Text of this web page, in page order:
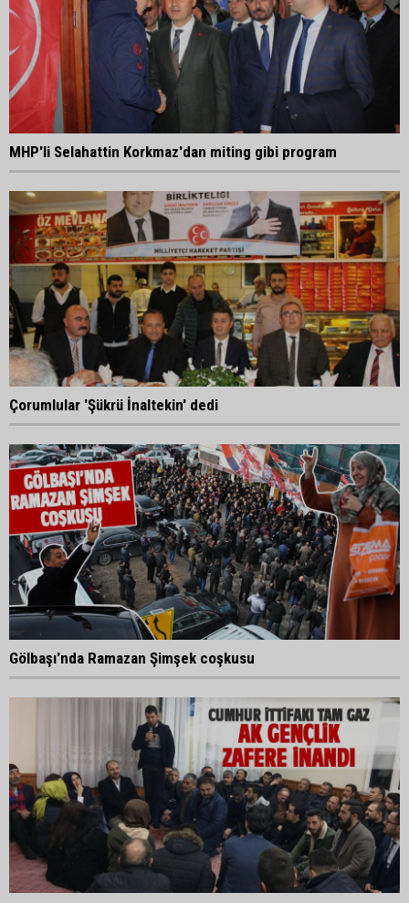
MHP'li Selahattin Korkmaz'dan miting gibi program
Çorumlular 'Şükrü İnaltekin' dedi
Gölbaşı'nda Ramazan Şimşek coşkusu